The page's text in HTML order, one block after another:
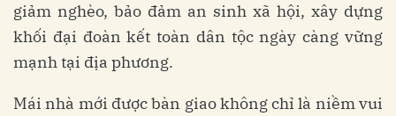
giảm nghèo, bảo đảm an sinh xã hội, xây dựng
khối đại đoàn kết toàn dân tộc ngày càng vững
mạnh tại địa phương.
Mái nhà mới được bàn giao không chỉ là niềm vui